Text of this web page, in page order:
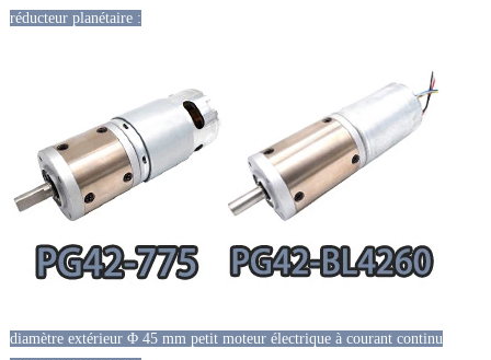
réducteur planétaire :
diamètre extérieur Φ 45 mm petit moteur électrique à courant continu